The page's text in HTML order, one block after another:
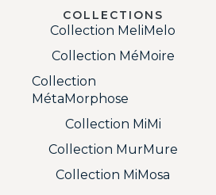
COLLECTIONS
Collection MeliMelo
Collection MéMoire
Collection
MétaMorphose
Collection MiMi
Collection MurMure
Collection MiMosa